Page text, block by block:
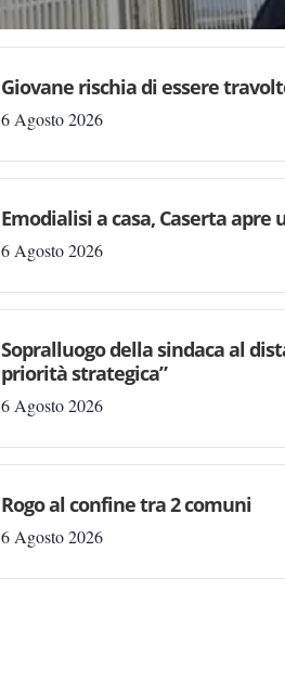
Giovane rischia di essere
6 Agosto 2026
Emodialisi a casa, Caserta apre
6 Agosto 2026
Sopralluogo della sindaca al
priorità strategica”
6 Agosto 2026
Rogo al confine tra 2 comuni
6 Agosto 2026